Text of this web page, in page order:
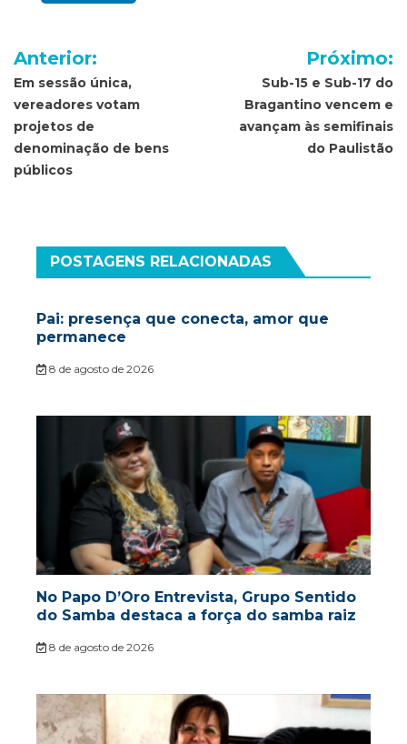
Navegação
de
Post
Anterior:
Em sessão única,
vereadores votam
projetos de
denominação de bens
públicos
Próximo:
Sub-15 e Sub-17 do
Bragantino vencem e
avançam às semifinais
do Paulistão
POSTAGENS RELACIONADAS
Pai: presença que conecta, amor que
permanece
8 de agosto de 2026
No Papo D’Oro Entrevista, Grupo Sentido
do Samba destaca a força do samba raiz
8 de agosto de 2026